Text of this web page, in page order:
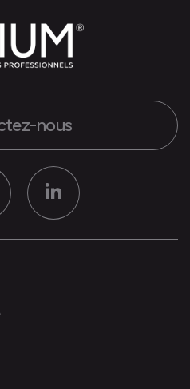
nous
InstagramLinkedIn